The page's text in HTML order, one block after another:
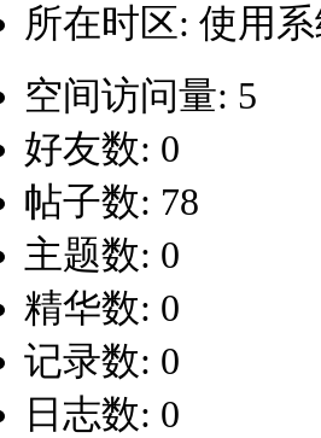
所在时区: 使用
空间访问量: 5
好友数: 0
帖子数: 78
主题数: 0
精华数: 0
记录数: 0
日志数: 0